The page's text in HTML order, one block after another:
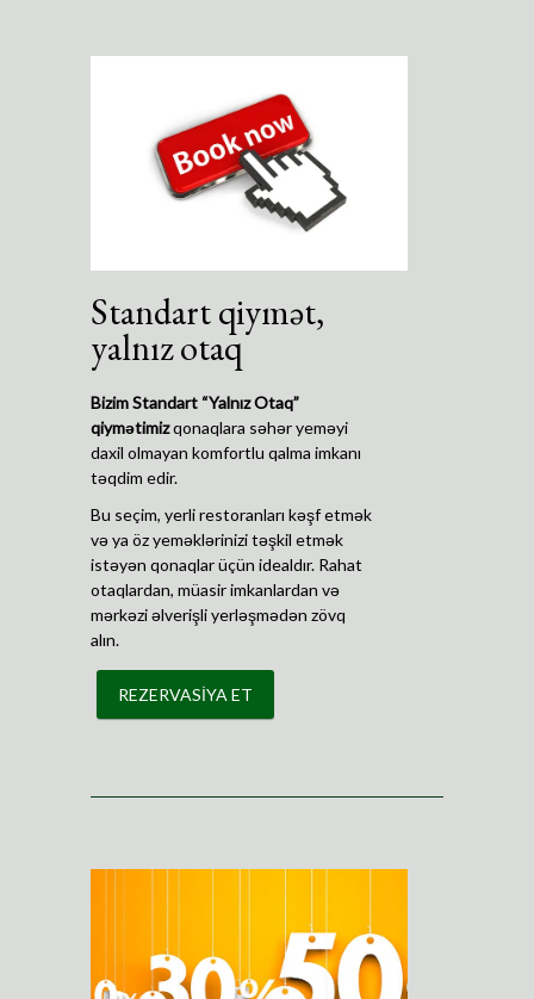
Standart qiymət,
yalnız otaq
Bizim Standart “Yalnız Otaq”
qiymətimizqonaqlara səhər yeməyi
daxil olmayan komfortlu qalma imkanı
təqdim edir.
Bu seçim, yerli restoranları kəşf etmək
və ya öz yeməklərinizi təşkil etmək
istəyən qonaqlar üçün idealdır. Rahat
otaqlardan, müasir imkanlardan və
mərkəzi əlverişli yerləşmədən zövq
alın.
REZERVASİYA ET